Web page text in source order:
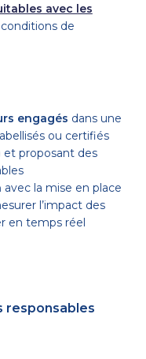
avec les
de
engagés dans une
ou certifiés
et proposant des
avec la mise en place
l’impact des
en temps réel
responsables